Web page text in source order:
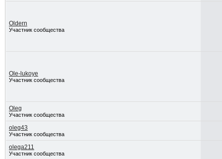
Oldern
Участник сообщества
Ole-lukoye
Участник сообщества
Oleg
Участник сообщества
oleg43
Участник сообщества
olega211
Участник сообщества